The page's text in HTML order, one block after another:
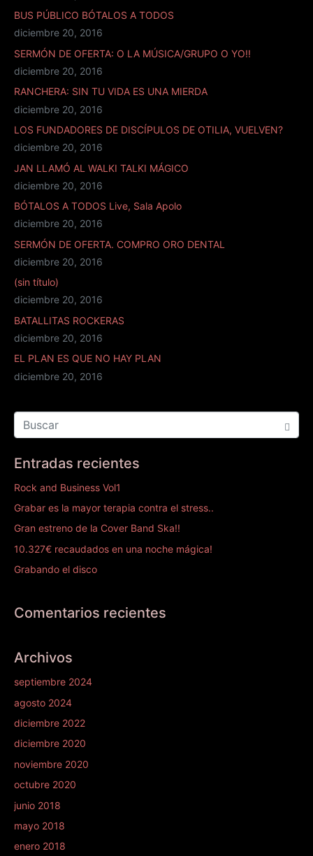
BUS PÚBLICO BÓTALOS A TODOS
diciembre 20, 2016
SERMÓN DE OFERTA: O LA MÚSICA/GRUPO O YO!!
diciembre 20, 2016
RANCHERA: SIN TU VIDA ES UNA MIERDA
diciembre 20, 2016
LOS FUNDADORES DE DISCÍPULOS DE OTILIA, VUELVEN?
diciembre 20, 2016
JAN LLAMÓ AL WALKI TALKI MÁGICO
diciembre 20, 2016
BÓTALOS A TODOS Live, Sala Apolo
diciembre 20, 2016
SERMÓN DE OFERTA. COMPRO ORO DENTAL
diciembre 20, 2016
(sin título)
diciembre 20, 2016
BATALLITAS ROCKERAS
diciembre 20, 2016
EL PLAN ES QUE NO HAY PLAN
diciembre 20, 2016
Entradas recientes
Rock and Business Vol1
Grabar es la mayor terapia contra el stress..
Gran estreno de la Cover Band Ska!!
10.327€ recaudados en una noche mágica!
Grabando el disco
Comentarios recientes
Archivos
septiembre 2024
agosto 2024
diciembre 2022
diciembre 2020
noviembre 2020
octubre 2020
junio 2018
mayo 2018
enero 2018